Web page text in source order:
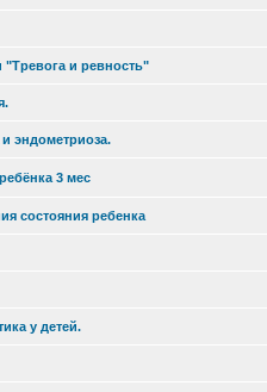
"Тревога и ревность"
эндометриоза.
3 мес
состояния ребенка
у детей.